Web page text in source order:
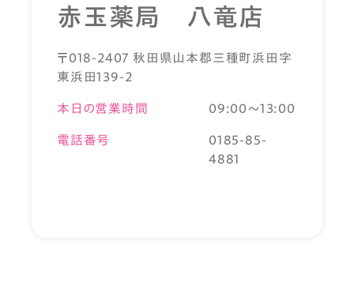
赤玉薬局 八竜店
〒018-2407 秋田県山本郡三種町浜田字
東浜田139-2
本日の営業時間 09:00～13:00
電話番号
0185-85-
4881